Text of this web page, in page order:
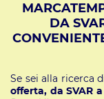
DA
Se sei alla ricerca
offerta, da SVAR